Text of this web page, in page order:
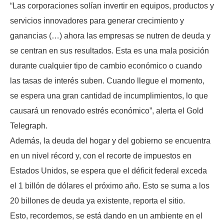
“Las corporaciones solían invertir en equipos, productos y
servicios innovadores para generar crecimiento y
ganancias (…) ahora las empresas se nutren de deuda y
se centran en sus resultados. Esta es una mala posición
durante cualquier tipo de cambio económico o cuando
las tasas de interés suben. Cuando llegue el momento,
se espera una gran cantidad de incumplimientos, lo que
causará un renovado estrés económico”, alerta el Gold
Telegraph.
Además, la deuda del hogar y del gobierno se encuentra
en un nivel récord y, con el recorte de impuestos en
Estados Unidos, se espera que el déficit federal exceda
el 1 billón de dólares el próximo año. Esto se suma a los
20 billones de deuda ya existente, reporta el sitio.
Esto, recordemos, se está dando en un ambiente en el